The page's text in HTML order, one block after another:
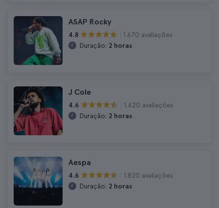
ASAP Rocky
4.8
1.670 avaliações
Duração: 2 horas
J Cole
4.6
1.420 avaliações
Duração: 2 horas
Aespa
4.6
1.820 avaliações
Duração: 2 horas